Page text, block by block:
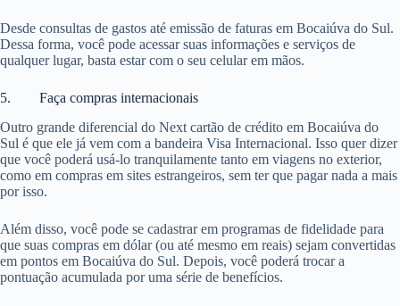
Desde consultas de gastos até emissão de faturas em Bocaiúva do Sul.
Dessa forma, você pode acessar suas informações e serviços de
qualquer lugar, basta estar com o seu celular em mãos.
5. Faça compras internacionais
Outro grande diferencial do Next cartão de crédito em Bocaiúva do
Sul é que ele já vem com a bandeira Visa Internacional. Isso quer dizer
que você poderá usá-lo tranquilamente tanto em viagens no exterior,
como em compras em sites estrangeiros, sem ter que pagar nada a mais
por isso.
Além disso, você pode se cadastrar em programas de fidelidade para
que suas compras em dólar (ou até mesmo em reais) sejam convertidas
em pontos em Bocaiúva do Sul. Depois, você poderá trocar a
pontuação acumulada por uma série de benefícios.